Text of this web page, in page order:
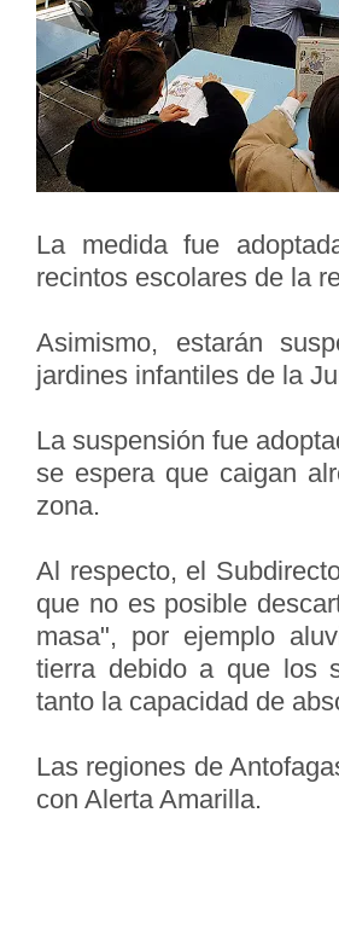
La medida fue
recintos escolares de la
Asimismo, estarán
jardines infantiles de la
La suspensión fue
se espera que caigan
zona.
Al respecto, el
que no es posible
masa", por ejemplo
tierra debido a que los
tanto la capacidad de
Las regiones de
con Alerta Amarilla.